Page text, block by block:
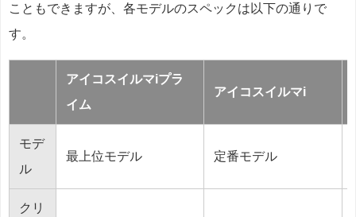
こともできますが、各モデルのスペックは以下の通りで
す。
アイコスイルマiプラ
イム
アイコスイルマi
モデ
ル
最上位モデル 定番モデル
クリ